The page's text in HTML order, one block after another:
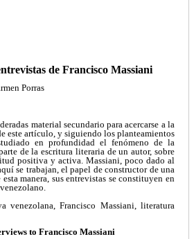
de Francisco Massiani
Porras
material secundario para acercarse a la
este artículo, y siguiendo los planteamientos
en profundidad el fenómeno de la
de la escritura literaria de un autor, sobre
positiva y activa. Massiani, poco dado al
se trabajan, el papel de constructor de una
manera, sus entrevistas se constituyen en
venezolana, Francisco Massiani, literatura
to Francisco Massiani